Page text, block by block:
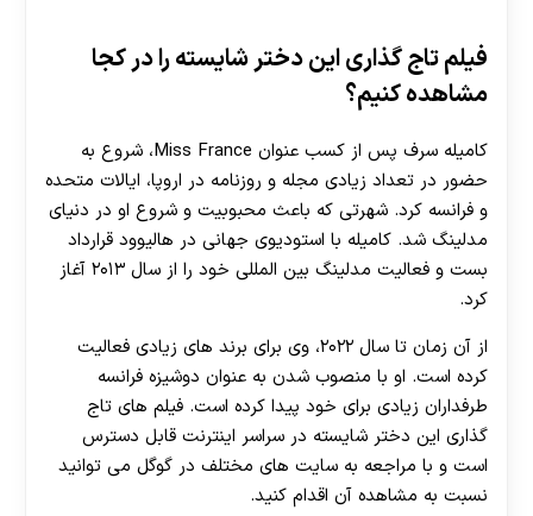
فیلم تاج گذاری این دختر شایسته را در کجا
مشاهده کنیم؟
کامیله سرف پس از کسب عنوان Miss France، شروع به
حضور در تعداد زیادی مجله و روزنامه در اروپا، ایالات متحده
و فرانسه کرد. شهرتی که باعث محبوبیت و شروع او در دنیای
مدلینگ شد. کامیله با استودیوی جهانی در هالیوود قرارداد
بست و فعالیت مدلینگ بین المللی خود را از سال ۲۰۱۳ آغاز
کرد.
از آن زمان تا سال ۲۰۲۲، وی برای برند های زیادی فعالیت
کرده است. او با منصوب شدن به عنوان دوشیزه فرانسه
طرفداران زیادی برای خود پیدا کرده است. فیلم های تاج
گذاری این دختر شایسته در سراسر اینترنت قابل دسترس
است و با مراجعه به سایت های مختلف در گوگل می توانید
نسبت به مشاهده آن اقدام کنید.